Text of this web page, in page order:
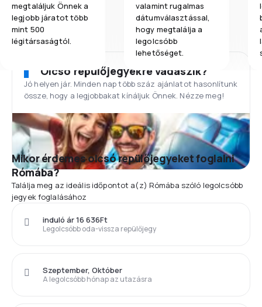
megtaláljuk Önnek a
legjobb járatot több
mint 500
légitársaságtól.
valamint rugalmas
dátumválasztással,
hogy megtalálja a
legolcsóbb
lehetőséget.
Olcsó repülőjegyekre vadászik?
Jó helyen jár. Minden nap több száz ajánlatot hasonlítunk
össze, hogy a legjobbakat kínáljuk Önnek. Nézze meg!
Mikor érdemes olcsó repülőjegyeket foglalni
Rómába?
Találja meg az ideális időpontot a(z) Rómába szóló legolcsóbb
jegyek foglalásához
Legolcsóbb oda-vissza repülőjegy
induló ár 16 636Ft
A legolcsóbb hónap az utazásra
Szeptember, Október